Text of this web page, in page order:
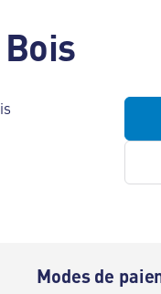
Modes de